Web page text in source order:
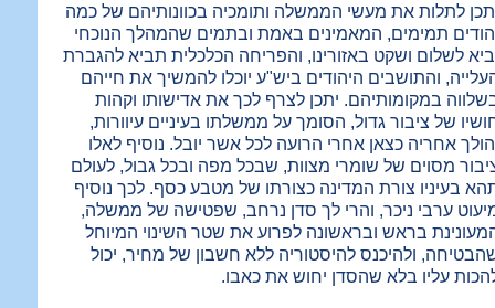
לתלות את מעשי הממשלה ותומכיה בכוונותיהם של כמה
תמימים, המאמינים באמת ובתמים שהמהלך הנוכחי
לשלום ושקט באזורינו, והפריחה הכלכלית תביא להגברת
והתושבים היהודים ביש"ע יוכלו להמשיך את חייהם
במקומותיהם. יתכן לצרף לכך את אדישותו וקהות
של ציבור גדול, הסומך על ממשלתו בעיניים עיוורות,
אחריה כצאן אחרי הרועה לכל אשר יובל. נוסיף לאלו
מסוים של שומרי מצוות, שבכל מפה ובכל גבול, לעולם
בעיניו צורת המדינה כצורתו של מטבע כסף. לכך נוסיף
ערבי ניכר, והרי לך סדן נרחב, שפטישה של ממשלה,
בראש ובראשונה לפרוע את שטר השינוי המיוחל
ולהיכנס להיסטוריה ללא חשבון של מחיר, יכול
עליו בלא שהסדן יחוש את כאבו.